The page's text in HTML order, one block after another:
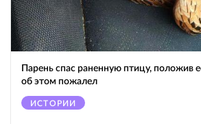
Парень спас раненную птицу, положив
об этом пожалел
ИСТОРИИ